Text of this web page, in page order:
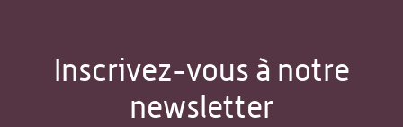
Inscrivez-vous à notre
newsletter